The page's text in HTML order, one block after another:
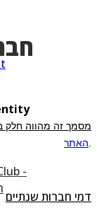
מסמך זה מהווה חלק
האתר
דמי חברות שנתיים